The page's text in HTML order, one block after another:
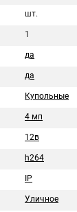
шт.
1
да
да
Купольные
4 мп
12в
h264
IP
Уличное